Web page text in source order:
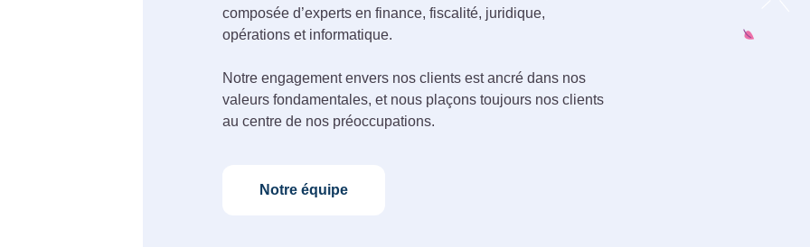
composée d’experts en finance, fiscalité, juridique,
opérations et informatique.
Notre engagement envers nos clients est ancré dans nos
valeurs fondamentales, et nous plaçons toujours nos clients
au centre de nos préoccupations.
Notre équipe